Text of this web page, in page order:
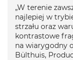
„W terenie
najlepiej w
strzału oraz
kontrastowe
na wiarygodny
Bülthuis,